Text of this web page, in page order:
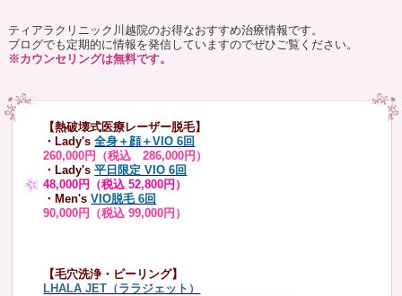
ティアラクリニック川越院のお得なおすすめ治療情報です。
ブログでも定期的に情報を発信していますのでぜひご覧ください。
※カウンセリングは無料です。
【熱破壊式医療レーザー脱毛】
・Lady's 全身＋顔＋VIO 6回
260,000円（税込 286,000円）
・Lady's平日限定 VIO 6回
48,000円（税込 52,800円）
・Men's VIO脱毛 6回
90,000円（税込 99,000円）
【毛穴洗浄・ピーリング】
LHALA JET（ララジェット）